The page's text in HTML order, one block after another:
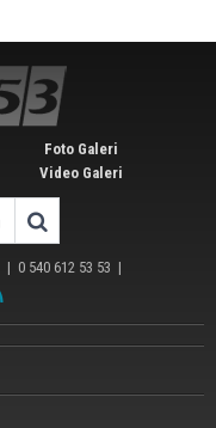
Foto Galeri
Video Galeri
| 0 540 612 53 53 |